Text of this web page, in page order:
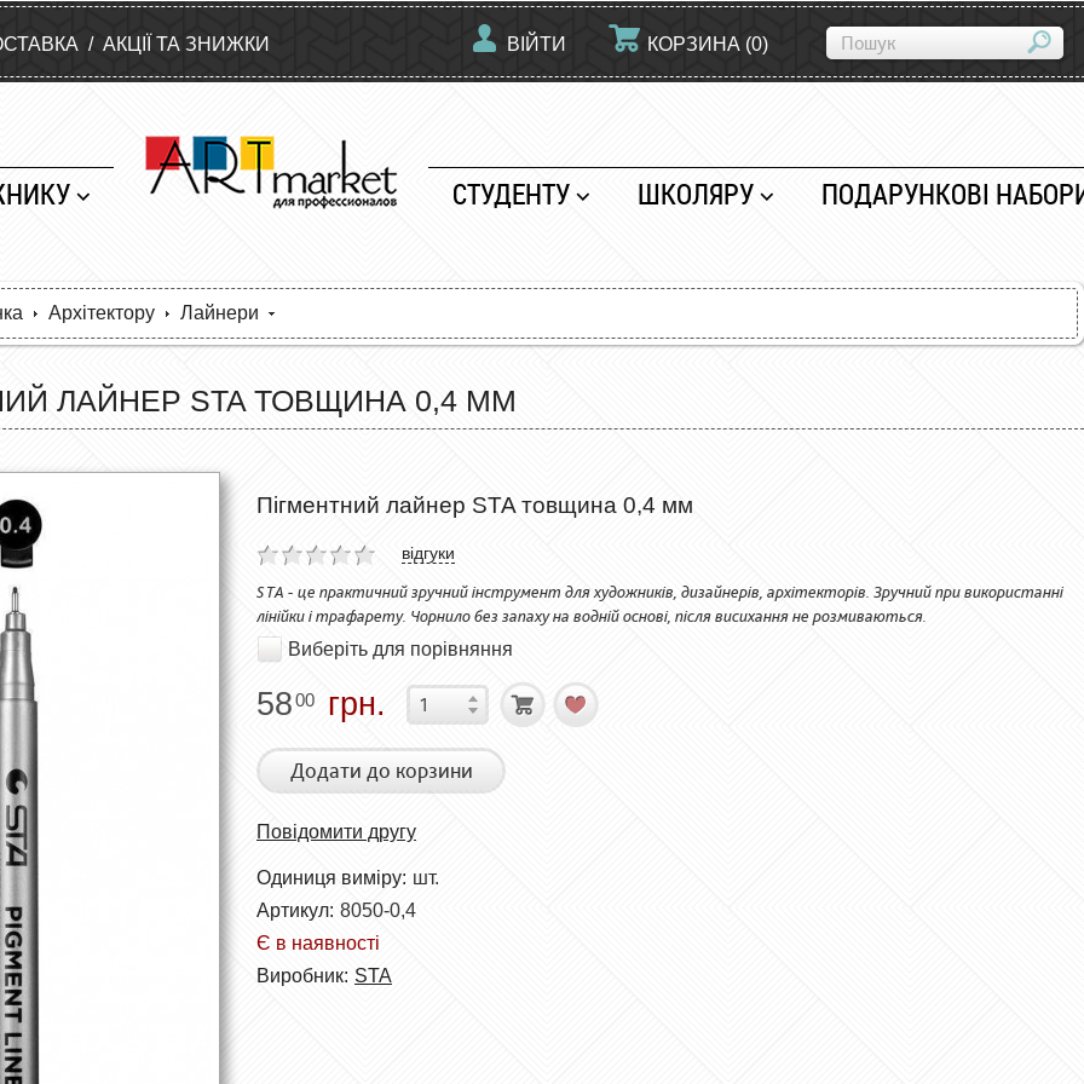
/ АКЦІЇ ТА ЗНИЖКИ ВІЙТИ КОРЗИНА (0)
СТУДЕНТУ ШКОЛЯРУ ПОДАРУНКОВІ
Архітектору Лайнери
ЛАЙНЕР STA ТОВЩИНА 0,4 ММ
Пігментний лайнер STA товщина 0,4 мм
відгуки
STA - це практичний зручний інструмент для художників, дизайнерів, архітекторів. Зручний при використанні
лінійки і трафарету. Чорнило без запаху на водній основі, після висихання не розмиваються.
Виберіть для порівняння
5800 грн.
Додати до корзини
Повідомити другу
Одиниця виміру: шт.
Артикул: 8050-0,4
Є в наявності
Виробник: STA